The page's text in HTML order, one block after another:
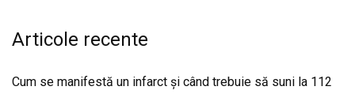
Articole recente
Cum se manifestă un infarct și când trebuie să suni la 112